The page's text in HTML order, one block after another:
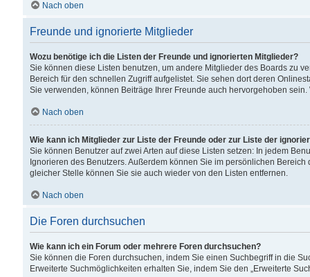
Nach oben
Freunde und ignorierte Mitglieder
Wozu benötige ich die Listen der Freunde und ignorierten Mitglieder?
Sie können diese Listen benutzen, um andere Mitglieder des Boards zu
Bereich für den schnellen Zugriff aufgelistet. Sie sehen dort deren
Sie verwenden, können Beiträge Ihrer Freunde auch hervorgehoben
Nach oben
Wie kann ich Mitglieder zur Liste der Freunde oder zur Liste der
Sie können Benutzer auf zwei Arten auf diese Listen setzen: In jedem
Ignorieren des Benutzers. Außerdem können Sie im persönlichen
gleicher Stelle können Sie sie auch wieder von den Listen entfernen.
Nach oben
Die Foren durchsuchen
Wie kann ich ein Forum oder mehrere Foren durchsuchen?
Sie können die Foren durchsuchen, indem Sie einen Suchbegriff in die
Erweiterte Suchmöglichkeiten erhalten Sie, indem Sie den „Erweiterte